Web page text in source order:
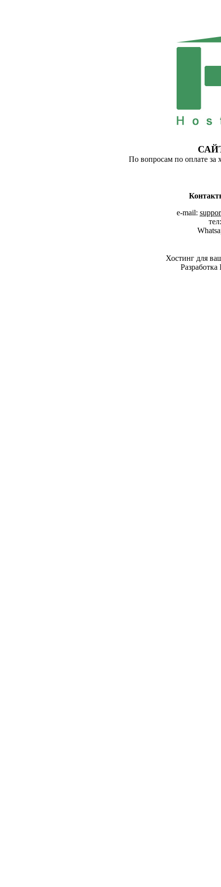
По вопросам по оплате за
e-mail:
Хостинг для